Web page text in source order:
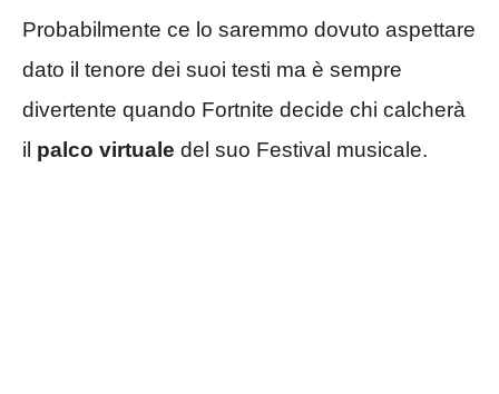
Probabilmente ce lo saremmo dovuto aspettare
dato il tenore dei suoi testi ma è sempre
divertente quando Fortnite decide chi calcherà
il palco virtuale del suo Festival musicale.